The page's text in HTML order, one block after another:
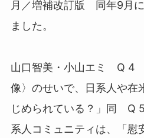
月／増補改訂版 同年9月
ました。
山口智美・小山エミ Q 4
像〉のせいで、日系人や在
じめられている？」同 Q
系人コミュニティは、「慰